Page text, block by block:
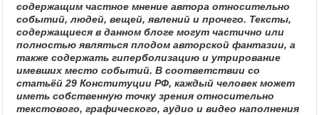
содержащим частное мнение автора относительно
событий, людей, вещей, явлений и прочего. Тексты,
содержащиеся в данном блоге могут частично или
полностью являться плодом авторской фантазии, а
также содержать гиперболизацию и утрирование
имевших место событий. В соответствии со
статьёй 29 Конституции РФ, каждый человек может
иметь собственную точку зрения относительно
текстового, графического, аудио и видео наполнения